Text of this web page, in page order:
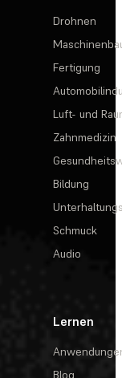
Drohnen
Fertigung
Luft- und
Zahnmedizin
Bildung
Schmuck
Audio
Lernen
Blog